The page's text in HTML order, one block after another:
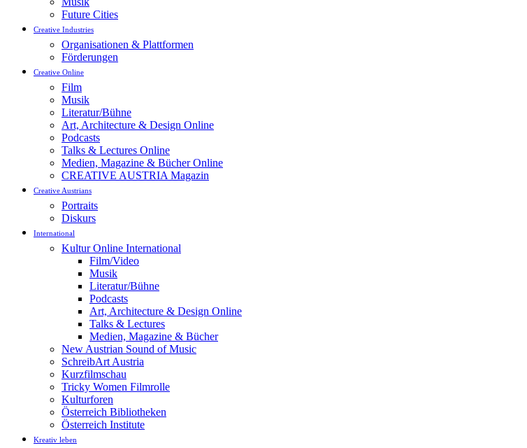
Future Cities
Creative Industries
Organisationen & Plattformen
Förderungen
Creative Online
Film
Musik
Literatur/Bühne
Art, Architecture & Design Online
Podcasts
Talks & Lectures Online
Medien, Magazine & Bücher Online
CREATIVE AUSTRIA Magazin
Creative Austrians
Portraits
Diskurs
International
Kultur Online International
Film/Video
Musik
Literatur/Bühne
Podcasts
Art, Architecture & Design Online
Talks & Lectures
Medien, Magazine & Bücher
New Austrian Sound of Music
SchreibArt Austria
Kurzfilmschau
Tricky Women Filmrolle
Kulturforen
Österreich Bibliotheken
Österreich Institute
Kreativ leben